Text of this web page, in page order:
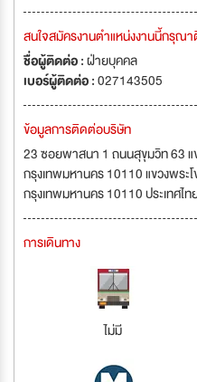
สนใจสมัครงานตำแหน่งงานนี้กรุณ
ชื่อผู้ติดต่อ :ฝ่ายบุคคล
เบอร์ผู้ติดต่อ :027143505
ข้อมูลการติดต่อบริษัท
23 ซอยพาสนา 1 ถนนสุขุมวิท 63 แ
กรุงเทพมหานคร 10110 แขวงพระ
กรุงเทพมหานคร 10110 ประเทศไท
การเดินทาง
ไม่มี